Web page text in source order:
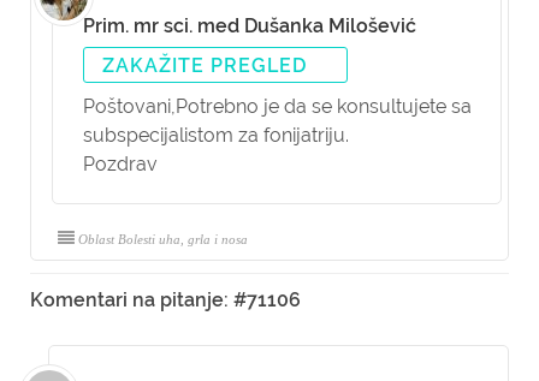
Prim. mr sci. med Dušanka Milošević
ZAKAŽITE PREGLED
Poštovani,Potrebno je da se konsultujete sa
subspecijalistom za fonijatriju.
Pozdrav
Oblast Bolesti uha, grla i nosa
Komentari na pitanje: #71106